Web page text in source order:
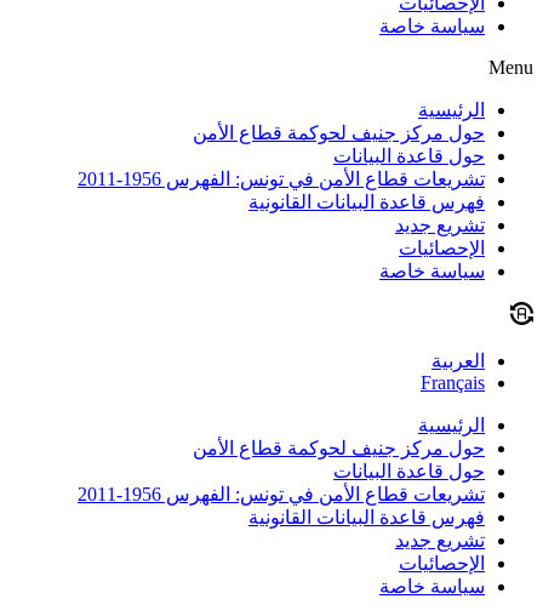
سياسة خاصة
Menu
الرئيسية
حول مركز جنيف لحوكمة قطاع الأمن
حول قاعدة البيانات
تشريعات قطاع الأمن في تونس: الفهرس 1956-2011
فهرس قاعدة البيانات القانونية
تشريع جديد
الإحصائيات
سياسة خاصة
العربية
Français
الرئيسية
حول مركز جنيف لحوكمة قطاع الأمن
حول قاعدة البيانات
تشريعات قطاع الأمن في تونس: الفهرس 1956-2011
فهرس قاعدة البيانات القانونية
تشريع جديد
الإحصائيات
سياسة خاصة